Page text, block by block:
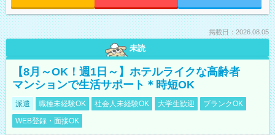
掲載日：2026.08.05
未読
【8月～OK！週1日～】ホテルライクな高齢者
マンションで生活サポート＊時短OK
派遣 職種未経験OK 社会人未経験OK 大学生歓迎
ブランクOK
WEB登録・面接OK